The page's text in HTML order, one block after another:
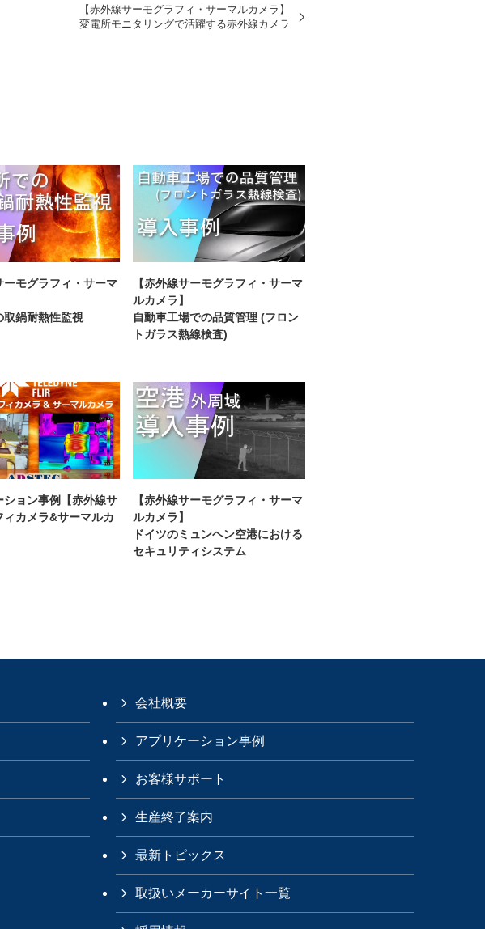
【赤外線サーモグラフィ・サーマルカメラ】
変電所モニタリングで活躍する赤外線カメラ
ーモグラフィ・サーマ
取鍋耐熱性監視
【赤外線サーモグラフィ・サーマ
ルカメラ】
自動車工場での品質管理 (フロン
トガラス熱線検査)
ション事例【赤外線サ
ィカメラ&サーマルカ
【赤外線サーモグラフィ・サーマ
ルカメラ】
ドイツのミュンヘン空港における
セキュリティシステム
会社概要
アプリケーション事例
お客様サポート
生産終了案内
最新トピックス
取扱いメーカーサイト一覧